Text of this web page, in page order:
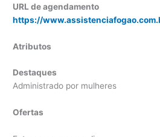
URL de agendamento
https://
Atributos
Destaques
Administrado por mulheres
Ofertas